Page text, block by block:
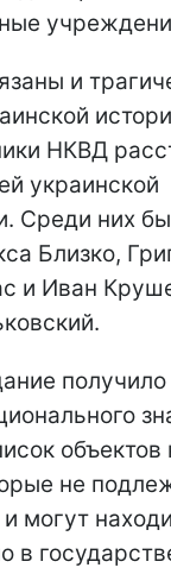
и
НКВД
украинской
Среди них
Близко,
и Иван
получило
объектов
не
могут
в